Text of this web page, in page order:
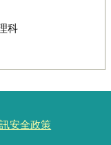
科
安全政策